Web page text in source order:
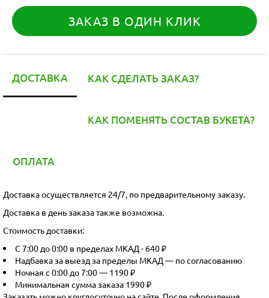
ЗАКАЗ В ОДИН КЛИК
ДОСТАВКА КАК СДЕЛАТЬ ЗАКАЗ?
КАК ПОМЕНЯТЬ СОСТАВ БУКЕТА?
ОПЛАТА
Доставка осуществляется 24/7, по предварительному заказу.
Доставка в день заказа также возможна.
Стоимость доставки:
С 7:00 до 0:00 в пределах МКАД - 640 ₽
Надбавка за выезд за пределы МКАД — по согласованию
Ночная с 0:00 до 7:00 — 1190 ₽
Минимальная сумма заказа 1990 ₽